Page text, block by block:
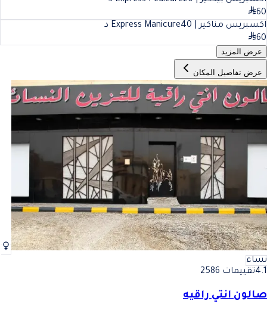
60
اكسبريس مناكير | Express Manicure 40
د
60
عرض المزيد
عرض تفاصيل المكان
نساء
4.1تقييمات 2586
صالون انتي راقيه